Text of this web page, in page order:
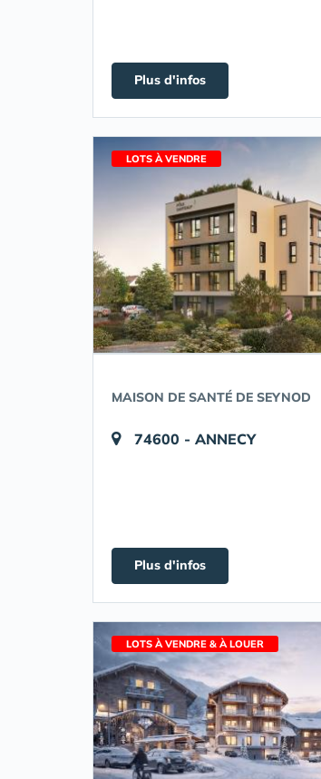
Plus d'infos
LOTS À VENDRE
MAISON DE SANTÉ DE SEYNOD
74600 - ANNECY
Plus d'infos
LOTS À VENDRE & À LOUER